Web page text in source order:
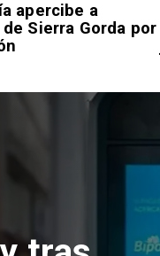
apercibe a
Sierra Gorda por